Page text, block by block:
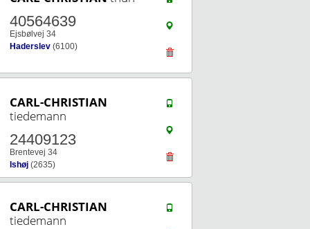
40564639
Ejsbølvej 34
Haderslev (6100)
CARL-CHRISTIAN
tiedemann
24409123
Brentevej 34
Ishøj (2635)
CARL-CHRISTIAN
tiedemann